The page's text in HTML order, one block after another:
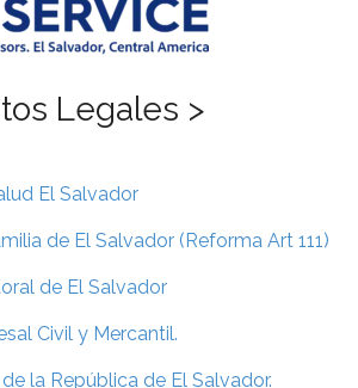
Legales >
El Salvador
de El Salvador (Reforma Art 111)
de El Salvador
Civil y Mercantil.
la República de El Salvador.